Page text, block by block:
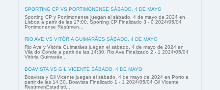
SPORTING CP VS PORTIMONENSE SÁBADO, 4 DE MAYO
Sporting CP y Portimonense juegan el sábado, 4 de mayo de 2024 en
Lisboa a partir de las 17:00. Sporting CP Finalizado 3 - 0 2024/05/04
Portimonense Resúmen...
RIO AVE VS VITÓRIA GUIMARÃES SÁBADO, 4 DE MAYO
Rio Ave y Vitória Guimarães juegan el sábado, 4 de mayo de 2024 en
Vila do Conde a partir de las 14:30. Rio Ave Finalizado 2 - 1 2024/05/04
Vitória Guimarãe...
BOAVISTA VS GIL VICENTE SÁBADO, 4 DE MAYO
Boavista y Gil Vicente juegan el sábado, 4 de mayo de 2024 en Porto a
partir de las 14:30. Boavista Finalizado 1 - 1 2024/05/04 Gil Vicente
ResúmenEstadísti...